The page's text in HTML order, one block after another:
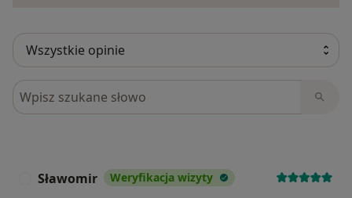
Szukaj w opiniach
Sławomir Weryfikacja wizyty